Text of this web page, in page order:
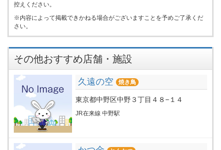
控えください。
内容によって掲載できかねる場合がございますことを予めご了承くだ
さい。
その他おすすめ店舗・施設
久遠の空 焼き鳥
東京都中野区中野３丁目４８−１４
JR在来線 中野駅